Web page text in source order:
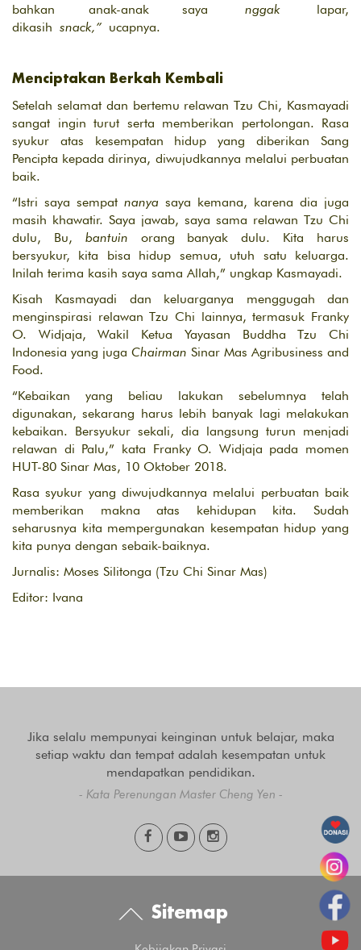
bahkan anak-anak saya nggak lapar,
dikasih snack,” ucapnya.
Menciptakan Berkah Kembali
Setelah selamat dan bertemu relawan Tzu Chi, Kasmayadi
sangat ingin turut serta memberikan pertolongan. Rasa
syukur atas kesempatan hidup yang diberikan Sang
Pencipta kepada dirinya, diwujudkannya melalui perbuatan
baik.
“Istri saya sempat nanya saya kemana, karena dia juga
masih khawatir. Saya jawab, saya sama relawan Tzu Chi
dulu, Bu, bantuin orang banyak dulu. Kita harus
bersyukur, kita bisa hidup semua, utuh satu keluarga.
Inilah terima kasih saya sama Allah,” ungkap Kasmayadi.
Kisah Kasmayadi dan keluarganya menggugah dan
menginspirasi relawan Tzu Chi lainnya, termasuk Franky
O. Widjaja, Wakil Ketua Yayasan Buddha Tzu Chi
Indonesia yang juga Chairman Sinar Mas Agribusiness and
Food.
“Kebaikan yang beliau lakukan sebelumnya telah
digunakan, sekarang harus lebih banyak lagi melakukan
kebaikan. Bersyukur sekali, dia langsung turun menjadi
relawan di Palu,” kata Franky O. Widjaja pada momen
HUT-80 Sinar Mas, 10 Oktober 2018.
Rasa syukur yang diwujudkannya melalui perbuatan baik
memberikan makna atas kehidupan kita. Sudah
seharusnya kita mempergunakan kesempatan hidup yang
kita punya dengan sebaik-baiknya.
Jurnalis: Moses Silitonga (Tzu Chi Sinar Mas)
Editor: Ivana
Jika selalu mempunyai keinginan untuk belajar, maka
setiap waktu dan tempat adalah kesempatan untuk
mendapatkan pendidikan.
- Kata Perenungan Master Cheng Yen -
Sitemap